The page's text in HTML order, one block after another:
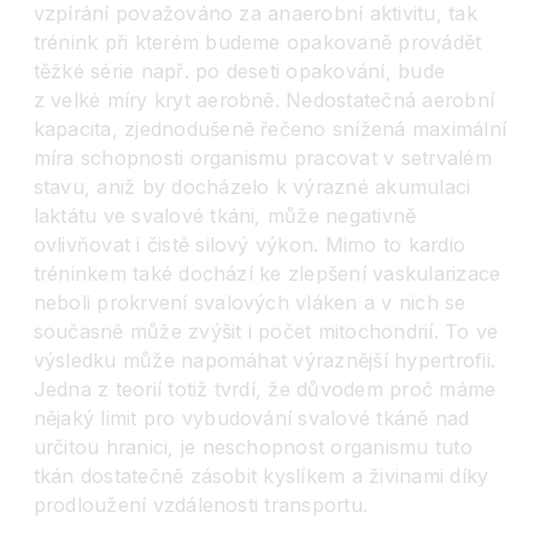
vzpírání považováno za anaerobní aktivitu, tak
trénink při kterém budeme opakovaně provádět
těžké série např. po deseti opakování, bude
z velké míry kryt aerobně. Nedostatečná aerobní
kapacita, zjednodušeně řečeno snížená maximální
míra schopnosti organismu pracovat v setrvalém
stavu, aniž by docházelo k výrazné akumulaci
laktátu ve svalové tkáni, může negativně
ovlivňovat i čistě silový výkon. Mimo to kardio
tréninkem také dochází ke zlepšení vaskularizace
neboli prokrvení svalových vláken a v nich se
současně může zvýšit i počet mitochondrií. To ve
výsledku může napomáhat výraznější hypertrofii.
Jedna z teorií totiž tvrdí, že důvodem proč máme
nějaký limit pro vybudování svalové tkáně nad
určitou hranici, je neschopnost organismu tuto
tkán dostatečně zásobit kyslíkem a živinami díky
prodloužení vzdálenosti transportu.